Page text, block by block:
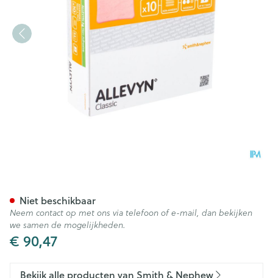
€ 90,47
Niet beschikbaar
Neem contact op met ons via telefoon of e-mail, dan bekijken
we samen de mogelijkheden.
Bekijk alle producten van Smith & Nephew